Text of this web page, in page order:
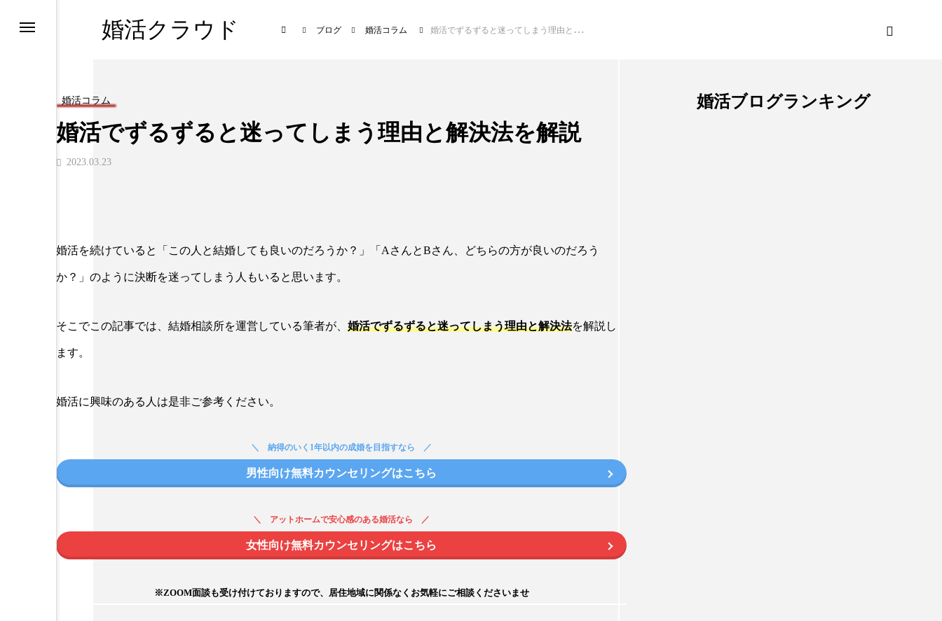
婚活クラウド ブログ 婚活コラム 婚活でずるずると迷ってしまう理由と解決法を解説
婚活コラム
婚活でずるずると迷ってしまう理由と解決法を解説
2023.03.23
婚活を続けていると「この人と結婚しても良いのだろうか？」「AさんとBさん、どちらの方が良いのだろう
か？」のように決断を迷ってしまう人もいると思います。
そこでこの記事では、結婚相談所を運営している筆者が、 婚活でずるずると迷ってしまう理由と解決法を解説し
ます。
婚活に興味のある人は是非ご参考ください。
納得のいく1年以内の成婚を目指すなら
男性向け無料カウンセリングはこちら
アットホームで安心感のある婚活なら
女性向け無料カウンセリングはこちら
※ZOOM面談も受け付けておりますので、居住地域に関係なくお気軽にご相談くださいませ
婚活ブログランキング